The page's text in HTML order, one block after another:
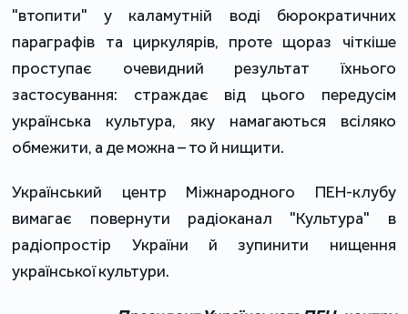
"втопити" у каламутній воді бюрократичних
параграфів та циркулярів, проте щораз чіткіше
проступає очевидний результат їхнього
застосування: страждає від цього передусім
українська культура, яку намагаються всіляко
обмежити, а де можна – то й нищити.
Український центр Міжнародного ПЕН-клубу
вимагає повернути радіоканал "Культура" в
радіопростір України й зупинити нищення
української культури.